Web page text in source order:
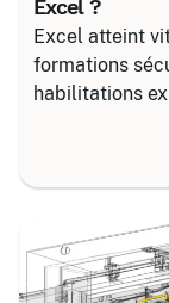
Excel ?
Excel atteint
formations
habilitations
croissante.
fiable en
Certalis et un